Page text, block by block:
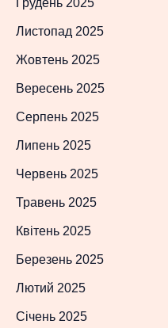
Листопад 2025
Жовтень 2025
Вересень 2025
Серпень 2025
Липень 2025
Червень 2025
Травень 2025
Квітень 2025
Березень 2025
Лютий 2025
Січень 2025